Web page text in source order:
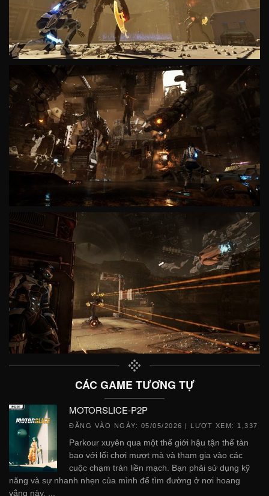
CÁC GAME TƯƠNG TỰ
MOTORSLICE-P2P
ĐĂNG VÀO NGÀY: 05/05/2026 | LƯỢT XEM: 1,337
Parkour xuyên qua một thế giới hậu tận thế tàn
bạo với lối chơi mượt mà và tham gia vào các
cuộc chạm trán liền mạch. Bạn phải sử dụng kỹ
năng và sự nhanh nhẹn của mình để tìm đường ở nơi hoang
vắng này. ...